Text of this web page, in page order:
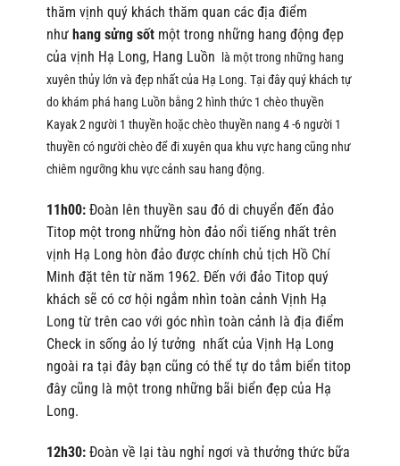
thăm vịnh quý khách thăm quan các địa điểm
như hang sửng sốtmột trong những hang động đẹp
của vịnh Hạ Long, Hang Luồn
là một trong những hang
xuyên thủy lớn và đẹp nhất của Hạ Long. Tại đây quý khách tự
do khám phá hang Luồn bằng 2 hình thức 1 chèo thuyền
Kayak 2 người 1 thuyền hoặc chèo thuyền nang 4 -6 người 1
thuyền có người chèo để đi xuyên qua khu vực hang cũng như
chiêm ngưỡng khu vực cảnh sau hang động.
11h00:Đoàn lên thuyền sau đó di chuyển đến đảo
Titop một trong những hòn đảo nổi tiếng nhất trên
vịnh Hạ Long hòn đảo được chính chủ tịch Hồ Chí
Minh đặt tên từ năm 1962. Đến với đảo Titop quý
khách sẽ có cơ hội ngắm nhìn toàn cảnh Vịnh Hạ
Long từ trên cao với góc nhìn toàn cảnh là địa điểm
Check in sống ảo lý tưởng nhất của Vịnh Hạ Long
ngoài ra tại đây bạn cũng có thể tự do tắm biển titop
đây cũng là một trong những bãi biển đẹp của Hạ
Long.
12h30:Đoàn về lại tàu nghỉ ngơi và thưởng thức bữa